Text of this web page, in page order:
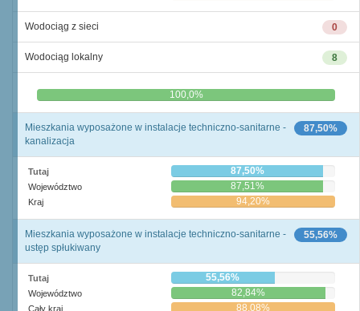
0
Wodociąg z sieci
8
Wodociąg lokalny
0,0% 100,0%
87,50%
Mieszkania wyposażone w instalacje techniczno-sanitarne -
kanalizacja
Tutaj 87,50%
Województwo 87,51%
Kraj 94,20%
55,56%
Mieszkania wyposażone w instalacje techniczno-sanitarne -
ustęp spłukiwany
Tutaj 55,56%
Województwo 82,84%
Cały kraj 88,08%